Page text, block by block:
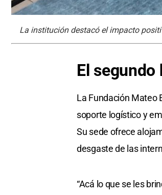
La institución destacó el impacto
El segundo
La Fundación Mateo
soporte logístico y
Su sede ofrece
desgaste de las
“Acá lo que se les